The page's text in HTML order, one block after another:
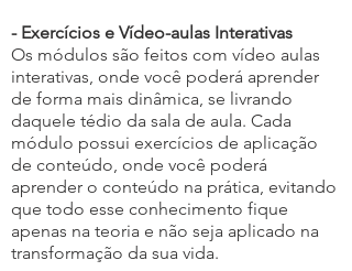
- Exercícios e Vídeo-aulas Interativas
Os módulos são feitos com vídeo aulas
interativas, onde você poderá aprender
de forma mais dinâmica, se livrando
daquele tédio da sala de aula. Cada
módulo possui exercícios de aplicação
de conteúdo, onde você poderá
aprender o conteúdo na prática, evitando
que todo esse conhecimento fique
apenas na teoria e não seja aplicado na
transformação da sua vida.